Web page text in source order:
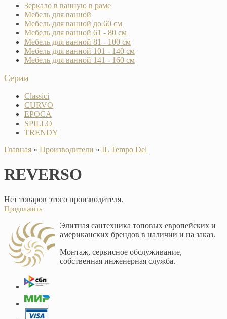
Зеркало в ванную в раме
Мебель для ванной
Мебель для ванной до 60 см
Мебель для ванной 61 - 80 см
Мебель для ванной 81 - 100 см
Мебель для ванной 101 - 140 см
Мебель для ванной 141 - 160 см
Серии
Classici
CURVO
EPOCA
SPILLO
TRENDY
Главная » Производители » IL Tempo Del
REVERSO
Нет товаров этого производителя.
Продолжить
Элитная сантехника топовых европейских и
американских брендов в наличии и на заказ.
Монтаж, сервисное обслуживание,
собственная инженерная служба.